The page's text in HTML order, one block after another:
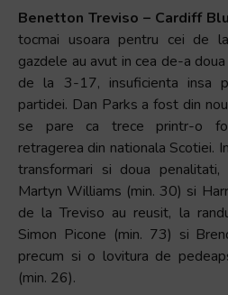
Benetton Treviso – Cardiff
tocmai usoara pentru cei de
gazdele au avut in cea de-a
de la 3-17, insuficienta insa
partidei. Dan Parks a fost din
se pare ca trece printr-o
retragerea din nationala Scotiei.
transformari si doua penalitati,
Martyn Williams (min. 30) si
de la Treviso au reusit, la
Simon Picone (min. 73) si
precum si o lovitura de
(min. 26).